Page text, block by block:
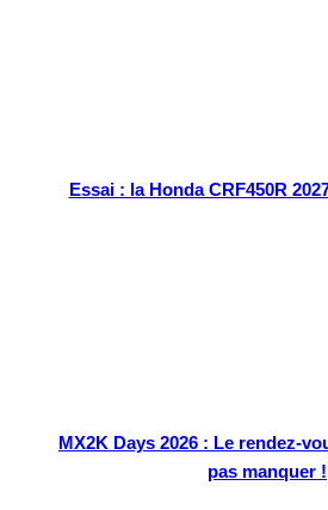
Essai : la Honda CRF450R
MX2K Days 2026 : Le rendez-
pas manquer !